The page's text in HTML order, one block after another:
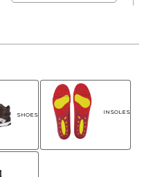
SHOES INSOLES